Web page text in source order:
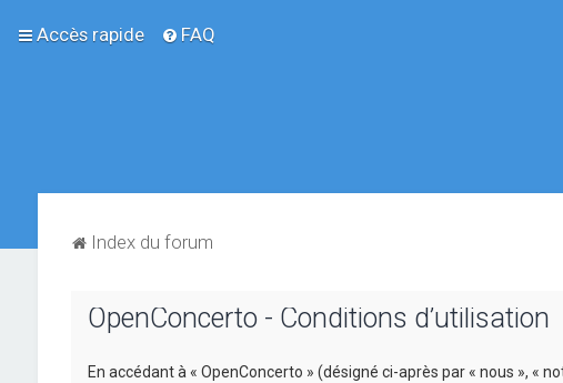
Accès rapide FAQ
Index du forum
OpenConcerto - Conditions d’utilisation
En accédant à « OpenConcerto » (désigné ci-après par « nous », «